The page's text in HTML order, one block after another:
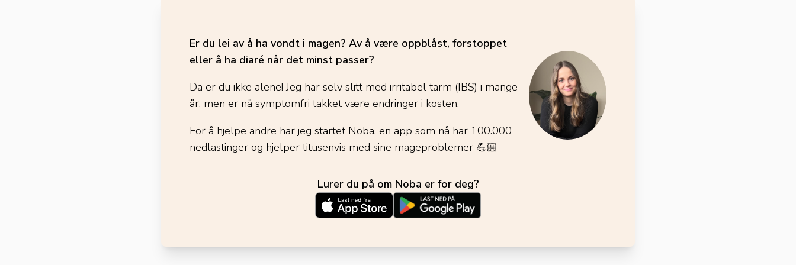
Er du lei av å ha vondt i magen? Av å være oppblåst, forstoppet
eller å ha diaré når det minst passer?
Da er du ikke alene! Jeg har selv slitt med irritabel tarm (IBS) i mange
år, men er nå symptomfri takket være endringer i kosten.
For å hjelpe andre har jeg startet Noba, en app som nå har 100.000
nedlastinger og hjelper titusenvis med sine mageproblemer 💪🏼
Lurer du på om Noba er for deg?